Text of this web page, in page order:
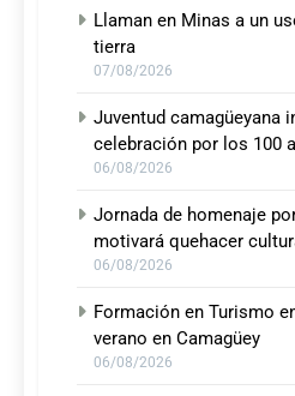
Llaman en Minas a un
tierra
07/08/2026
Juventud camagüeyana
celebración por los 100
06/08/2026
Jornada de homenaje
motivará quehacer
06/08/2026
Formación en Turismo
verano en Camagüey
06/08/2026